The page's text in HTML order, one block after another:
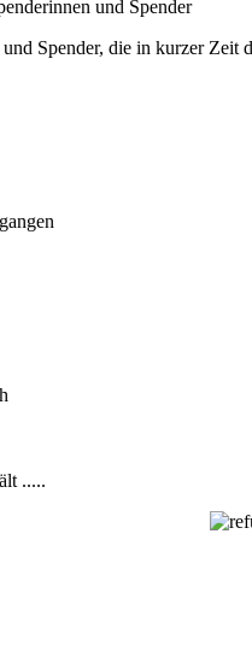
und Spender
Spender, die in kurzer Zeit
.....